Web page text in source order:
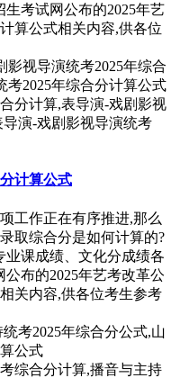
考试网公布的2025年艺
算公式相关内容,供各位
分计算,表导演-戏剧影视
演-戏剧影视导演统考
计算公式
工作正在有序推进,那么
取综合分是如何计算的?
业课成绩、文化分成绩各
布的2025年艺考改革公
关内容,供各位考生参考
综合分计算,播音与主持